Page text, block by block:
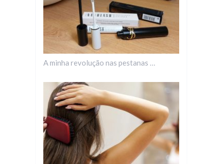
A minha revolução nas pestanas …